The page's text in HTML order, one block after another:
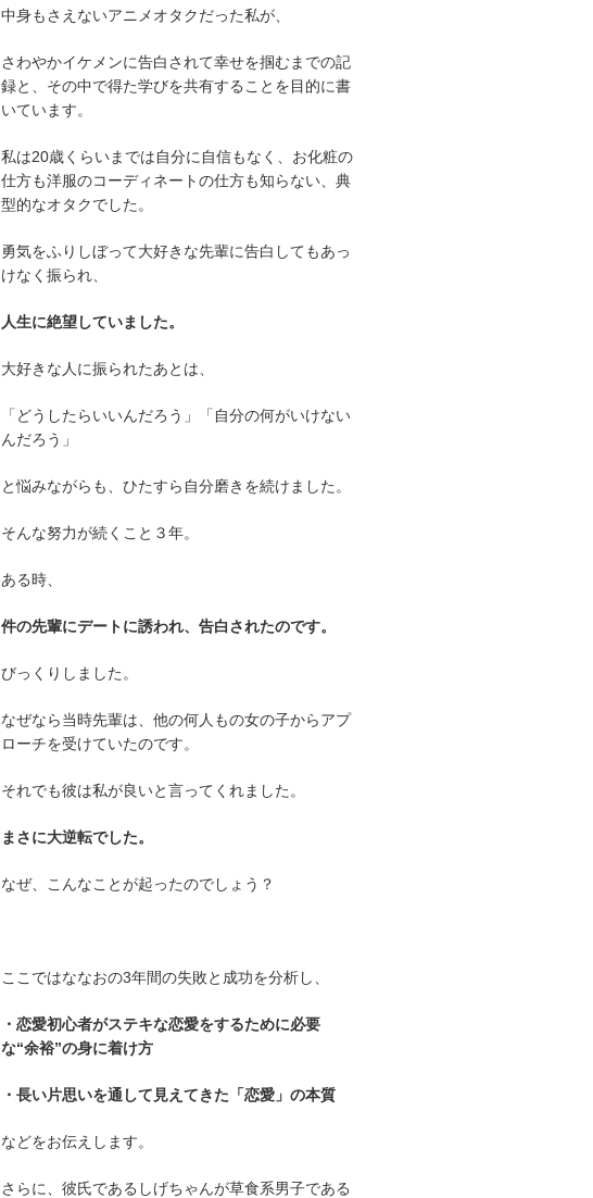
中身もさえないアニメオタクだった私が、
さわやかイケメンに告白されて幸せを掴むまでの記
録と、その中で得た学びを共有することを目的に書
いています。
私は20歳くらいまでは自分に自信もなく、お化粧の
仕方も洋服のコーディネートの仕方も知らない、典
型的なオタクでした。
勇気をふりしぼって大好きな先輩に告白してもあっ
けなく振られ、
人生に絶望していました。
大好きな人に振られたあとは、
「どうしたらいいんだろう」「自分の何がいけない
んだろう」
と悩みながらも、ひたすら自分磨きを続けました。
そんな努力が続くこと３年。
ある時、
件の先輩にデートに誘われ、告白されたのです。
びっくりしました。
なぜなら当時先輩は、他の何人もの女の子からアプ
ローチを受けていたのです。
それでも彼は私が良いと言ってくれました。
まさに大逆転でした。
なぜ、こんなことが起ったのでしょう？
ここではななおの3年間の失敗と成功を分析し、
・恋愛初心者がステキな恋愛をするために必要
な“余裕”の身に着け方
・長い片思いを通して見えてきた「恋愛」の本質
などをお伝えします。
さらに、彼氏であるしげちゃんが草食系男子である